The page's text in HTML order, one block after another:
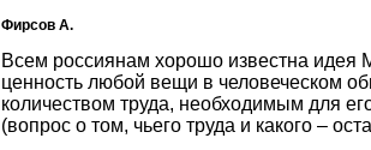
Фирсов А.
Всем россиянам хорошо известна идея
ценность любой вещи в человеческом
количеством труда, необходимым для
(вопрос о том, чьего труда и какого –